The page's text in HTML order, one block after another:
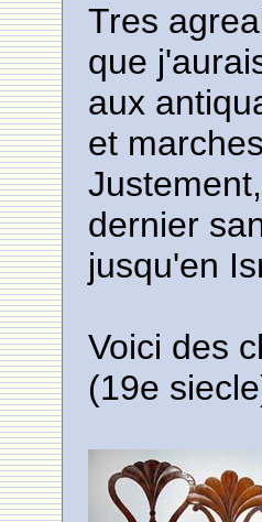
Tres
que
aux
et
dernier
jusqu'en
Voici des
(19e